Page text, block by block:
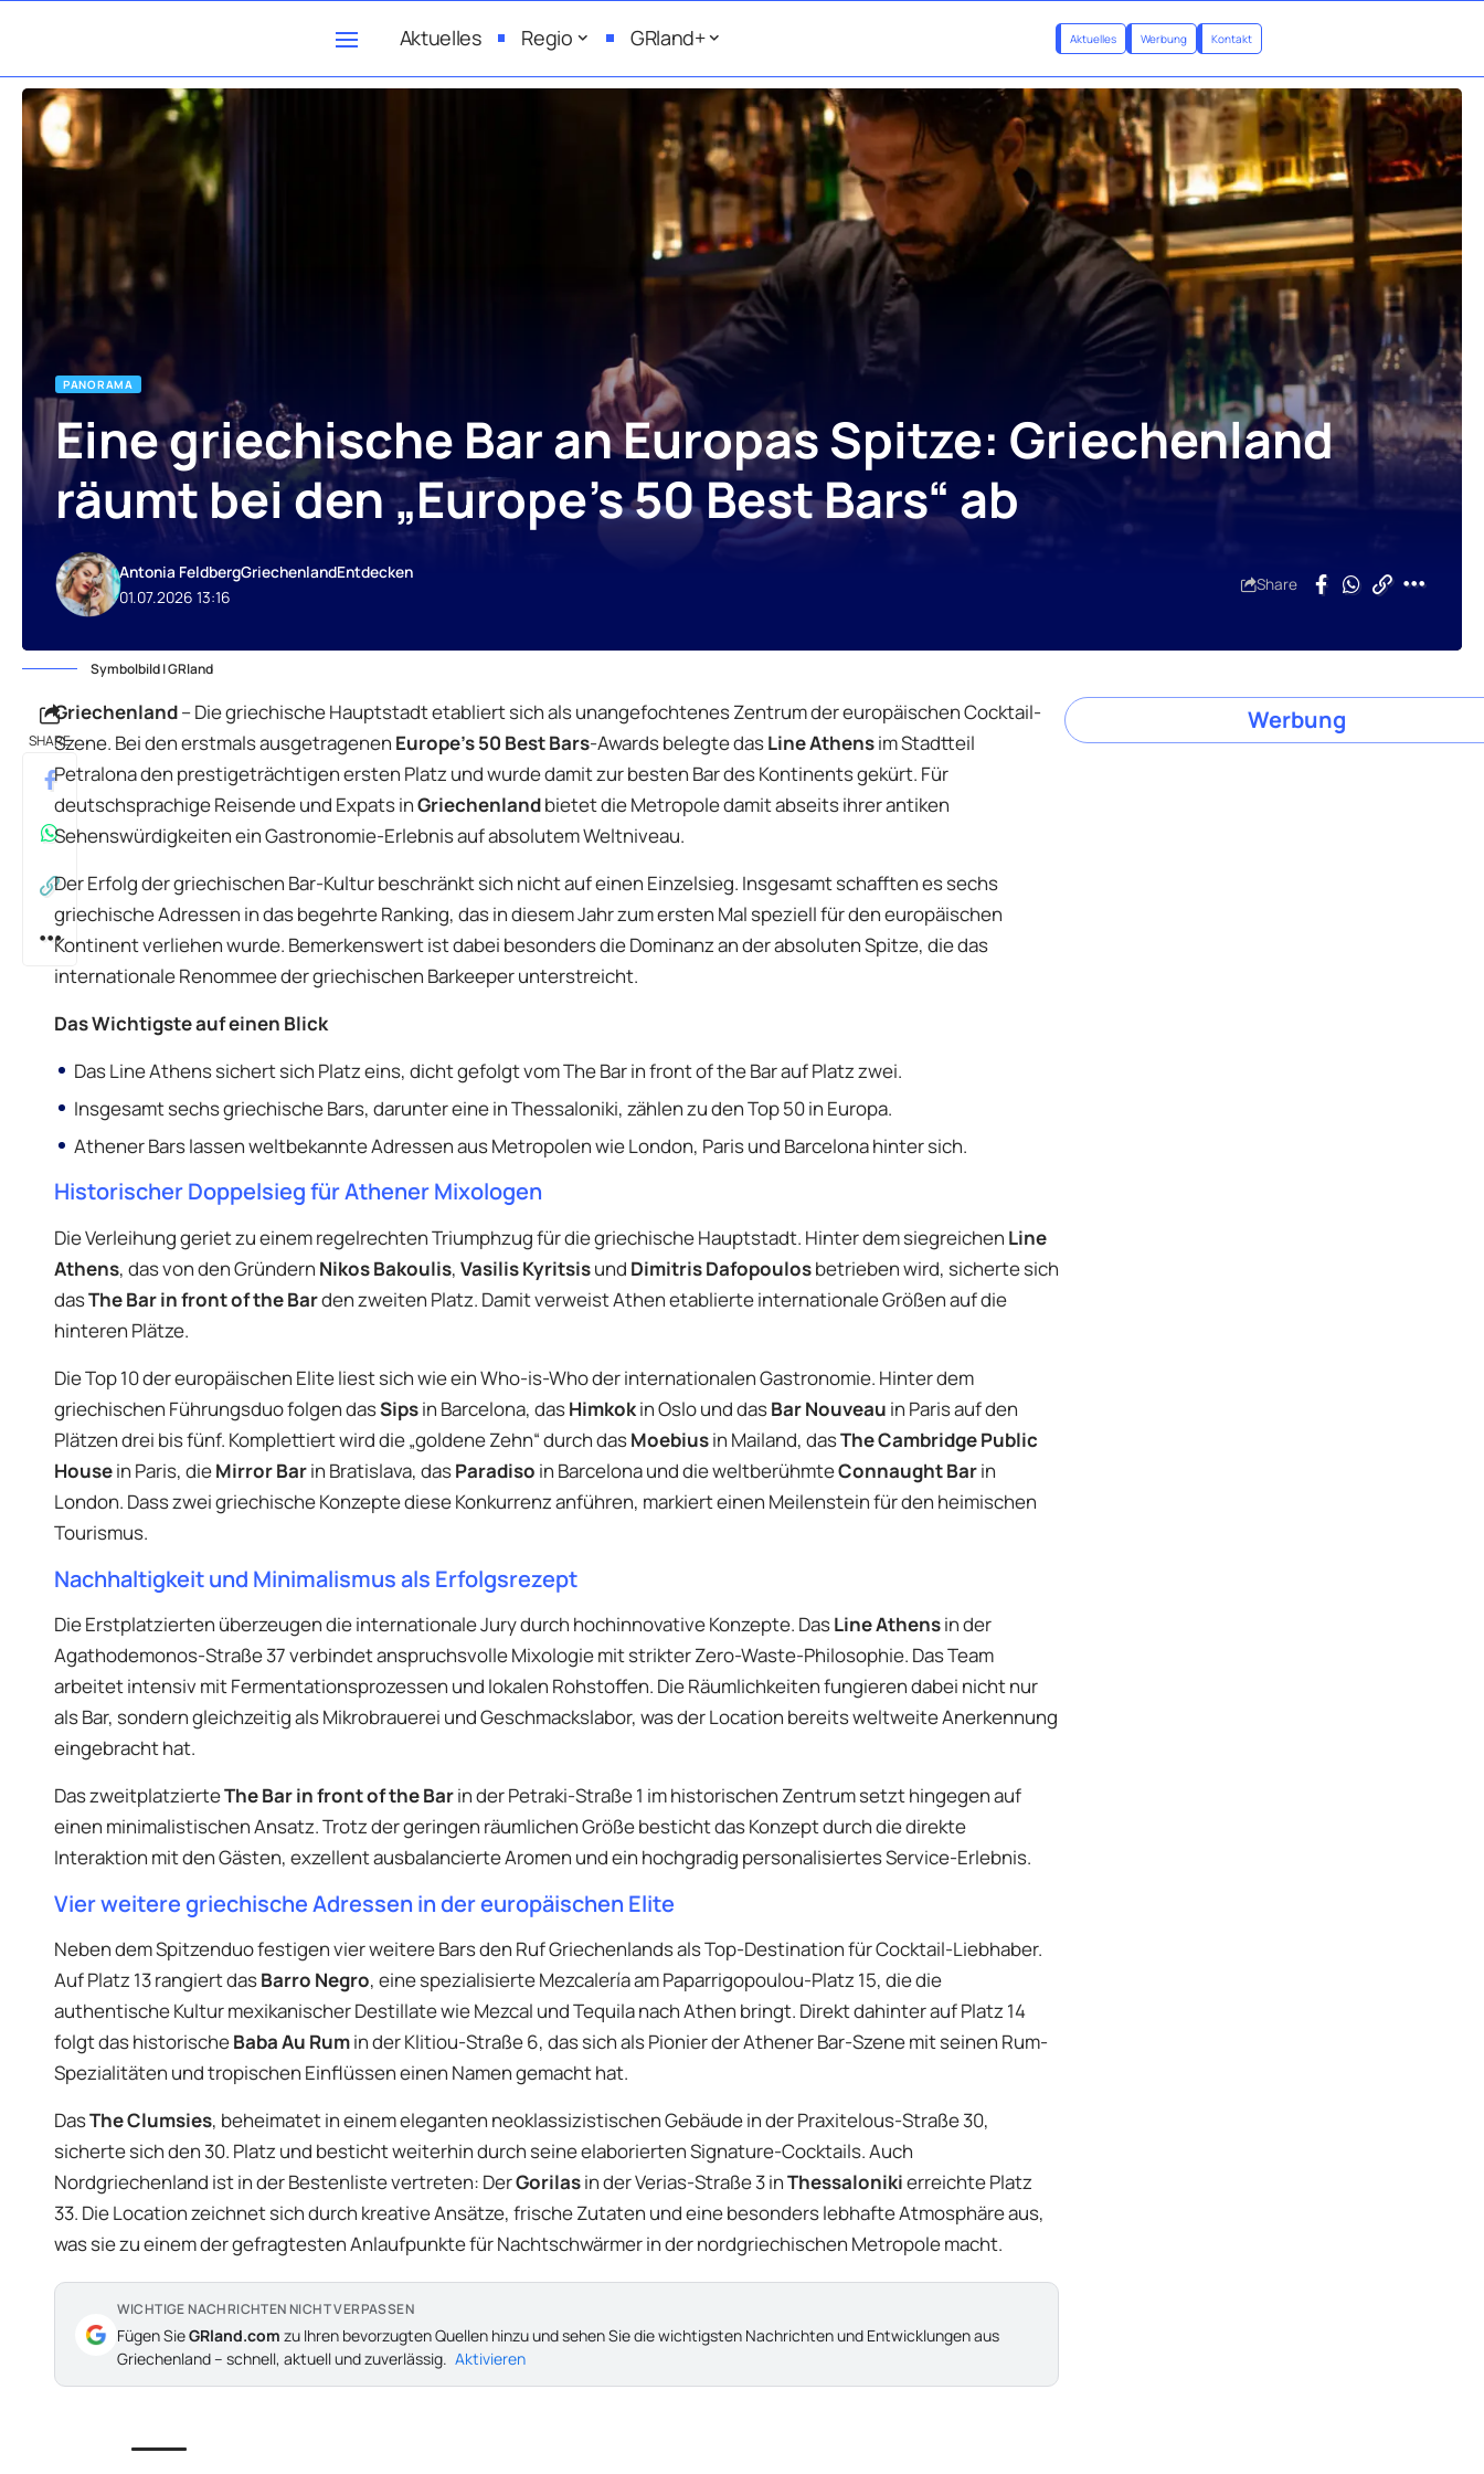
Aktuelles Regio GRland+ Aktuelles Werbung Kontakt
PANORAMA
Eine griechische Bar an Europas Spitze: Griechenland
räumt bei den „Europe’s 50 Best Bars“ ab
01.07.2026 13:16
Antonia FeldbergGriechenlandEntdecken
Share
Symbolbild | GRland
SHARE
Griechenland– Die griechische Hauptstadt etabliert sich als unangefochtenes Zentrum der europäischen Cocktail-
Szene. Bei den erstmals ausgetragenen Europe’s 50 Best Bars-Awards belegte dasLine Athensim Stadtteil
Petralona den prestigeträchtigen ersten Platz und wurde damit zur besten Bar des Kontinents gekürt. Für
deutschsprachige Reisende und Expats inGriechenlandbietet die Metropole damit abseits ihrer antiken
Sehenswürdigkeiten ein Gastronomie-Erlebnis auf absolutem Weltniveau.
Der Erfolg der griechischen Bar-Kultur beschränkt sich nicht auf einen Einzelsieg. Insgesamt schafften es sechs
griechische Adressen in das begehrte Ranking, das in diesem Jahr zum ersten Mal speziell für den europäischen
Kontinent verliehen wurde. Bemerkenswert ist dabei besonders die Dominanz an der absoluten Spitze, die das
internationale Renommee der griechischen Barkeeper unterstreicht.
Das Wichtigste auf einen Blick
Das Line Athens sichert sich Platz eins, dicht gefolgt vom The Bar in front of the Bar auf Platz zwei.
Insgesamt sechs griechische Bars, darunter eine in Thessaloniki, zählen zu den Top 50 in Europa.
Athener Bars lassen weltbekannte Adressen aus Metropolen wie London, Paris und Barcelona hinter sich.
Historischer Doppelsieg für Athener Mixologen
Die Verleihung geriet zu einem regelrechten Triumphzug für die griechische Hauptstadt. Hinter dem siegreichen Line
Athens, das von den Gründern Nikos Bakoulis, Vasilis Kyritsisund Dimitris Dafopoulosbetrieben wird, sicherte sich
dasThe Bar in front of the Barden zweiten Platz. Damit verweist Athen etablierte internationale Größen auf die
hinteren Plätze.
Die Top 10 der europäischen Elite liest sich wie ein Who-is-Who der internationalen Gastronomie. Hinter dem
griechischen Führungsduo folgen dasSipsin Barcelona, dasHimkokin Oslo und dasBar Nouveau in Paris auf den
Plätzen drei bis fünf. Komplettiert wird die „goldene Zehn“ durch dasMoebiusin Mailand, dasThe Cambridge Public
Housein Paris, dieMirror Barin Bratislava, dasParadiso in Barcelona und die weltberühmteConnaught Barin
London. Dass zwei griechische Konzepte diese Konkurrenz anführen, markiert einen Meilenstein für den heimischen
Tourismus.
Nachhaltigkeit und Minimalismus als Erfolgsrezept
Die Erstplatzierten überzeugen die internationale Jury durch hochinnovative Konzepte. DasLine Athensin der
Agathodemonos-Straße 37 verbindet anspruchsvolle Mixologie mit strikter Zero-Waste-Philosophie. Das Team
arbeitet intensiv mit Fermentationsprozessen und lokalen Rohstoffen. Die Räumlichkeiten fungieren dabei nicht nur
als Bar, sondern gleichzeitig als Mikrobrauerei und Geschmackslabor, was der Location bereits weltweite Anerkennung
eingebracht hat.
Das zweitplatzierteThe Bar in front of the Barin der Petraki-Straße 1 im historischen Zentrum setzt hingegen auf
einen minimalistischen Ansatz. Trotz der geringen räumlichen Größe besticht das Konzept durch die direkte
Interaktion mit den Gästen, exzellent ausbalancierte Aromen und ein hochgradig personalisiertes Service-Erlebnis.
Vier weitere griechische Adressen in der europäischen Elite
Neben dem Spitzenduo festigen vier weitere Bars den Ruf Griechenlands als Top-Destination für Cocktail-Liebhaber.
Auf Platz 13 rangiert dasBarro Negro, eine spezialisierte Mezcalería am Paparrigopoulou-Platz 15, die die
authentische Kultur mexikanischer Destillate wie Mezcal und Tequila nach Athen bringt. Direkt dahinter auf Platz 14
folgt das historischeBaba Au Rumin der Klitiou-Straße 6, das sich als Pionier der Athener Bar-Szene mit seinen Rum-
Spezialitäten und tropischen Einflüssen einen Namen gemacht hat.
DasThe Clumsies, beheimatet in einem eleganten neoklassizistischen Gebäude in der Praxitelous-Straße 30,
sicherte sich den 30. Platz und besticht weiterhin durch seine elaborierten Signature-Cocktails. Auch
Nordgriechenland ist in der Bestenliste vertreten: DerGorilasin der Verias-Straße 3 inThessalonikierreichte Platz
33. Die Location zeichnet sich durch kreative Ansätze, frische Zutaten und eine besonders lebhafte Atmosphäre aus,
was sie zu einem der gefragtesten Anlaufpunkte für Nachtschwärmer in der nordgriechischen Metropole macht.
WICHTIGE NACHRICHTEN NICHT VERPASSEN
Fügen SieGRland.com zu Ihren bevorzugten Quellen hinzu und sehen Sie die wichtigsten Nachrichten und Entwicklungen aus
Griechenland – schnell, aktuell und zuverlässig. Aktivieren
Werbung